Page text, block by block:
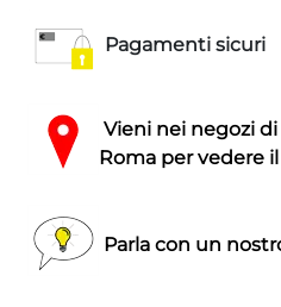
Pagamenti sicuri
Vieni nei negozi di
Roma per vedere
Parla con un